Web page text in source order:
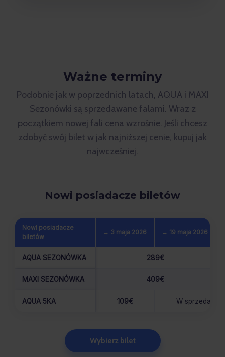
Ważne terminy
Podobnie jak w poprzednich latach, AQUA i MAXI
Sezonówki są sprzedawane falami. Wraz z
początkiem nowej fali cena wzrośnie. Jeśli chcesz
zdobyć swój bilet w jak najniższej cenie, kupuj jak
najwcześniej.
Nowi posiadacze biletów
Nowi posiadacze
biletów
→ 3 maja 2026 → 19 maja 2026
AQUA SEZONÓWKA 289€
MAXI SEZONÓWKA 409€
AQUA 5KA 109€ W sprzedaży
Wybierz bilet